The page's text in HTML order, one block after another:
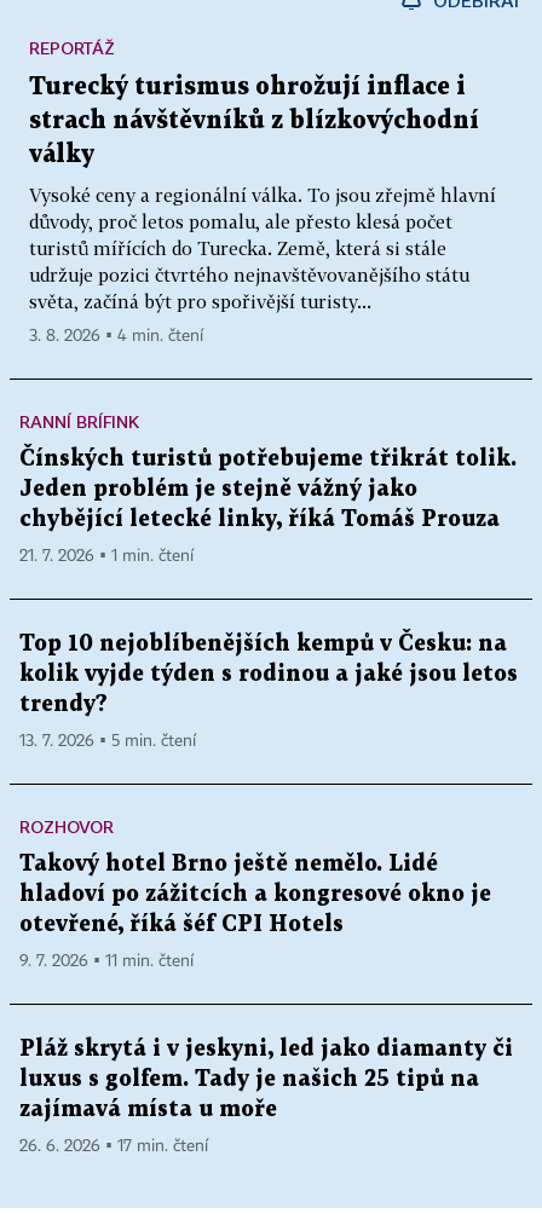
Turecký turismus ohrožují inflace i
strach návštěvníků z blízkovýchodní
války
Vysoké ceny a regionální válka. To jsou zřejmě hlavní
důvody, proč letos pomalu, ale přesto klesá počet
turistů mířících do Turecka. Země, která si stále
udržuje pozici čtvrtého nejnavštěvovanějšího státu
světa, začíná být pro spořivější turisty...
REPORTÁŽ
3. 8. 2026 ▪ 4 min. čtení
RANNÍ BRÍFINK
Čínských turistů potřebujeme třikrát tolik.
Jeden problém je stejně vážný jako
chybějící letecké linky, říká Tomáš Prouza
21. 7. 2026 ▪ 1 min. čtení
Top 10 nejoblíbenějších kempů v Česku: na
kolik vyjde týden s rodinou a jaké jsou letos
trendy?
13. 7. 2026 ▪ 5 min. čtení
ROZHOVOR
Takový hotel Brno ještě nemělo. Lidé
hladoví po zážitcích a kongresové okno je
otevřené, říká šéf CPI Hotels
9. 7. 2026 ▪ 11 min. čtení
Pláž skrytá i v jeskyni, led jako diamanty či
luxus s golfem. Tady je našich 25 tipů na
zajímavá místa u moře
26. 6. 2026 ▪ 17 min. čtení